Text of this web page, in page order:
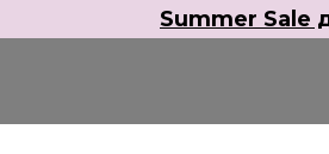
Summer Sale